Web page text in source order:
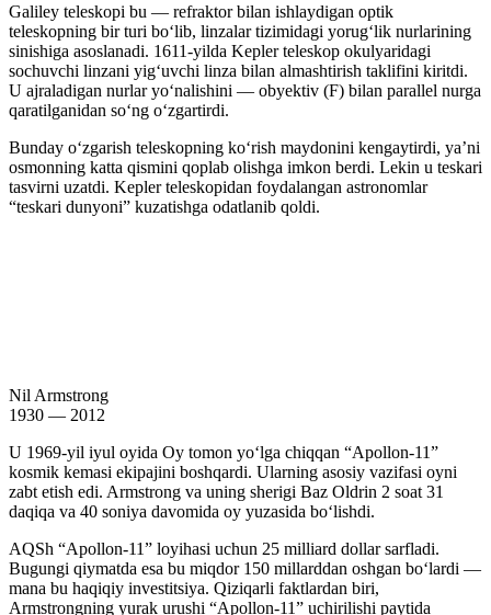
Galiley teleskopi bu — refraktor bilan ishlaydigan optik
teleskopning bir turi boʻlib, linzalar tizimidagi yorugʻlik nurlarining
sinishiga asoslanadi. 1611-yilda Kepler teleskop okulyaridagi
sochuvchi linzani yigʻuvchi linza bilan almashtirish taklifini kiritdi.
U ajraladigan nurlar yoʻnalishini — obyektiv (F) bilan parallel nurga
qaratilganidan soʻng oʻzgartirdi.
Bunday oʻzgarish teleskopning koʻrish maydonini kengaytirdi, yaʼni
osmonning katta qismini qoplab olishga imkon berdi. Lekin u teskari
tasvirni uzatdi. Kepler teleskopidan foydalangan astronomlar
“teskari dunyoni” kuzatishga odatlanib qoldi.
Nil Armstrong
1930 — 2012
U 1969-yil iyul oyida Oy tomon yoʻlga chiqqan “Apollon-11”
kosmik kemasi ekipajini boshqardi. Ularning asosiy vazifasi oyni
zabt etish edi. Armstrong va uning sherigi Baz Oldrin 2 soat 31
daqiqa va 40 soniya davomida oy yuzasida boʻlishdi.
AQSh “Apollon-11” loyihasi uchun 25 milliard dollar sarfladi.
Bugungi qiymatda esa bu miqdor 150 millarddan oshgan boʻlardi —
mana bu haqiqiy investitsiya. Qiziqarli faktlardan biri,
Armstrongning yurak urushi “Apollon-11” uchirilishi paytida